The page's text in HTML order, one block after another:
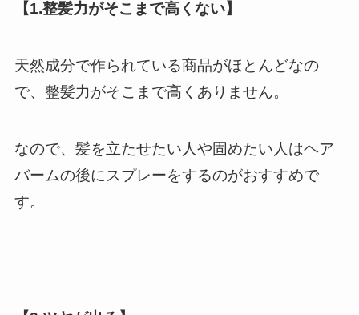
【1.整髪力がそこまで高くない】
天然成分で作られている商品がほとんどなの
で、整髪力がそこまで高くありません。
なので、髪を立たせたい人や固めたい人はヘア
バームの後にスプレーをするのがおすすめで
す。